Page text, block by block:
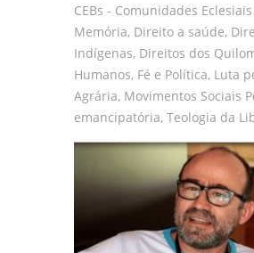
CEBs - Comunidades
Memória, Direito a saúde,
Indígenas, Direitos dos
Humanos, Fé e Política, Luta
Agrária, Movimentos Sociais
emancipatória, Teologia da